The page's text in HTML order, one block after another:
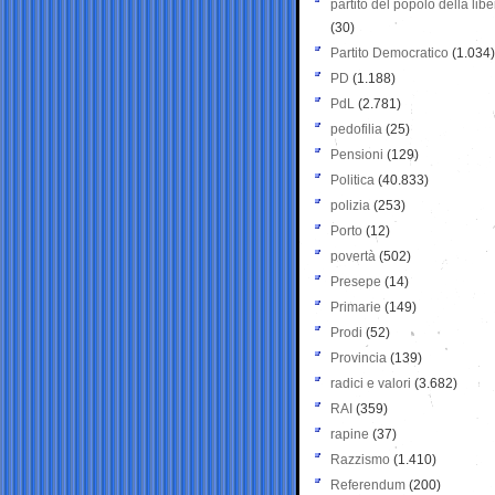
partito del popolo della
(30)
Partito Democratico (1.034)
PD (1.188)
PdL (2.781)
pedofilia (25)
Pensioni (129)
Politica (40.833)
polizia (253)
Porto (12)
povertà (502)
Presepe (14)
Primarie (149)
Prodi (52)
Provincia (139)
radici e valori (3.682)
RAI (359)
rapine (37)
Razzismo (1.410)
Referendum (200)